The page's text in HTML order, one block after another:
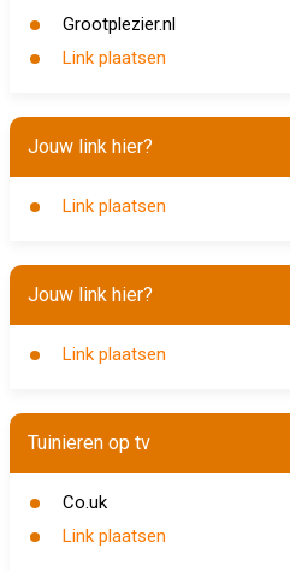
Grootplezier.nl
Link plaatsen
Jouw link hier?
Link plaatsen
Jouw link hier?
Link plaatsen
Tuinieren op tv
Co.uk
Link plaatsen